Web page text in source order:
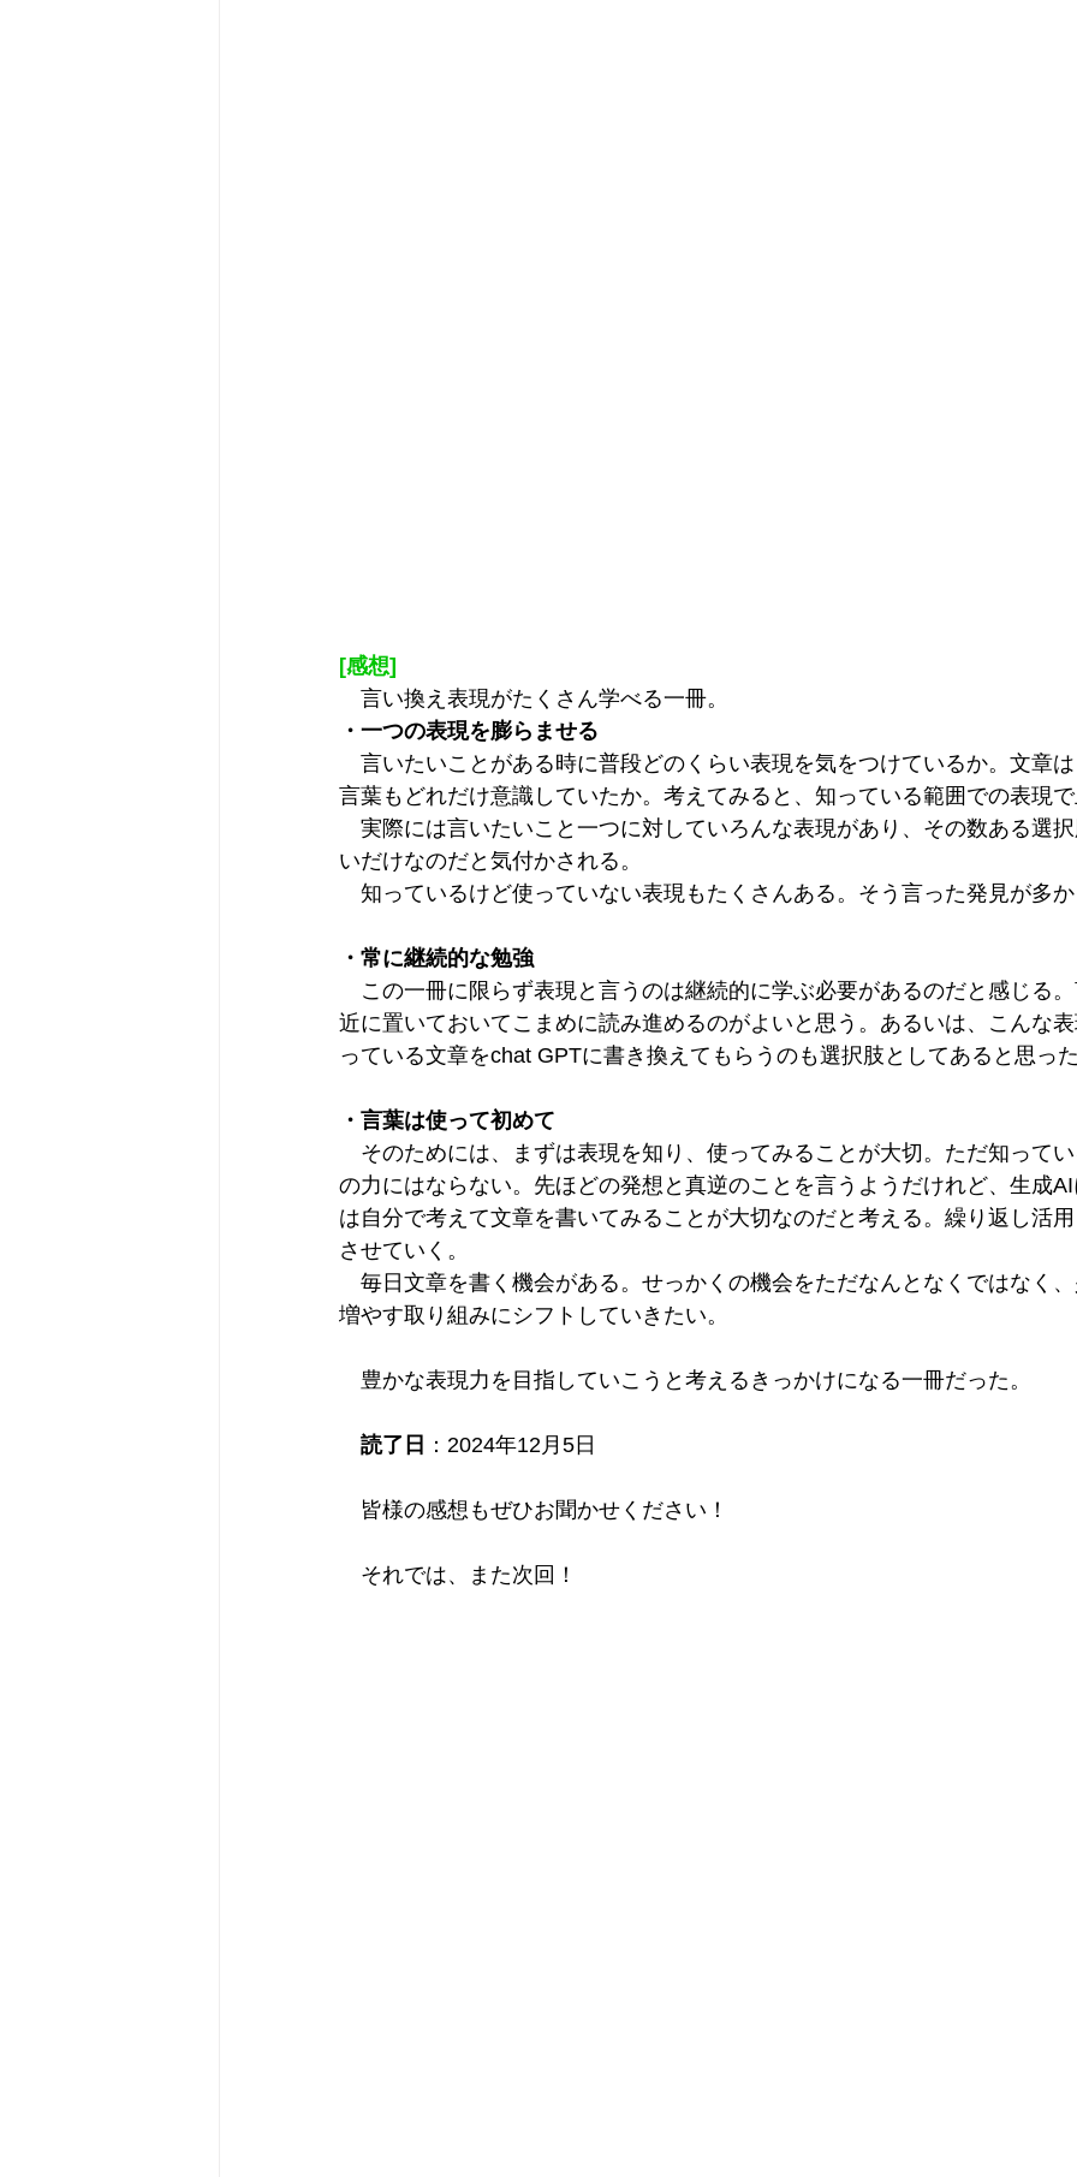
[感想]
言い換え表現がたくさん学べる一冊。
・一つの表現を膨らませる
言いたいことがある時に普段どのくらい表現を気をつけているか。文章
言葉もどれだけ意識していたか。考えてみると、知っている範囲での表現で
実際には言いたいこと一つに対していろんな表現があり、その数ある選
いだけなのだと気付かされる。
知っているけど使っていない表現もたくさんある。そう言った発見が多か
・常に継続的な勉強
この一冊に限らず表現と言うのは継続的に学ぶ必要があるのだと感じる
近に置いておいてこまめに読み進めるのがよいと思う。あるいは、こんな
っている文章をchat GPTに書き換えてもらうのも選択肢としてあると思った
・言葉は使って初めて
そのためには、まずは表現を知り、使ってみることが大切。ただ知って
の力にはならない。先ほどの発想と真逆のことを言うようだけれど、生成
は自分で考えて文章を書いてみることが大切なのだと考える。繰り返し活
させていく。
毎日文章を書く機会がある。せっかくの機会をただなんとなくではなく
増やす取り組みにシフトしていきたい。
豊かな表現力を目指していこうと考えるきっかけになる一冊だった。
読了日 ：2024年12月5日
皆様の感想もぜひお聞かせください！
それでは、また次回！